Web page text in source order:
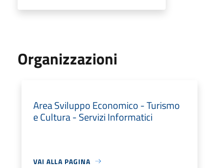
Organizzazioni
Area Sviluppo Economico - Turismo
e Cultura - Servizi Informatici
VAI ALLA PAGINA